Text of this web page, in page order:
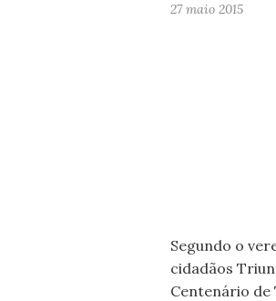
27 maio 2015
Segundo o
cidadãos
Centenário de